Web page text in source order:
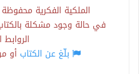
الملكية الفكرية
في حالة وجود مشكلة
الروابط
بلّغ عن الكتاب أو